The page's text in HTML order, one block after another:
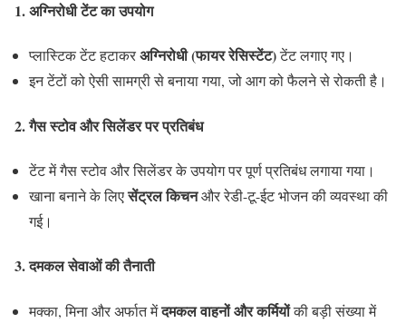
1. अग्निरोधी टेंट का उपयोग
प्लास्टिक टेंट हटाकरअग्निरोधी (फायर रेसिस्टेंट)टेंट लगाए गए।
इन टेंटों को ऐसी सामग्री से बनाया गया, जो आग को फैलने से रोकती है।
2. गैस स्टोव और सिलेंडर पर प्रतिबंध
टेंट में गैस स्टोव और सिलेंडर के उपयोग पर पूर्ण प्रतिबंध लगाया गया।
खाना बनाने के लिएसेंट्रल किचनऔर रेडी-टू-ईट भोजन की व्यवस्था की
गई।
3. दमकल सेवाओं की तैनाती
मक्का, मिना और अर्फात मेंदमकल वाहनों और कर्मियोंकी बड़ी संख्या में